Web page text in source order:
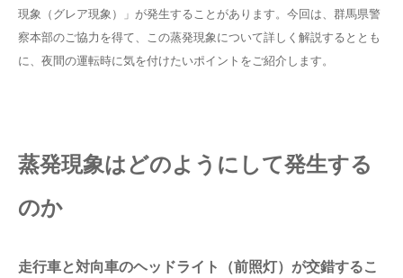
現象（グレア現象）」が発生することがあります。今回は、群馬県警
察本部のご協力を得て、この蒸発現象について詳しく解説するととも
に、夜間の運転時に気を付けたいポイントをご紹介します。
蒸発現象はどのようにして発生する
のか
走行車と対向車のヘッドライト（前照灯）が交錯するこ